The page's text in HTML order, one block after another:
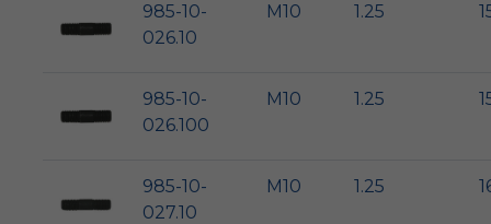
985-10-
026.10
M10 1.25
985-10-
026.100
M10 1.25
985-10-
027.10
M10 1.25